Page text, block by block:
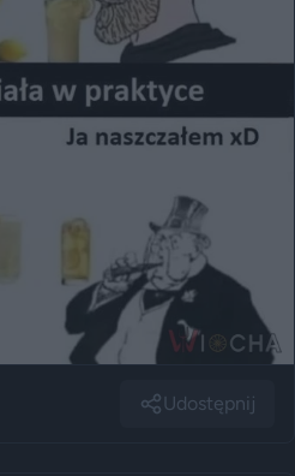
Udostępnij